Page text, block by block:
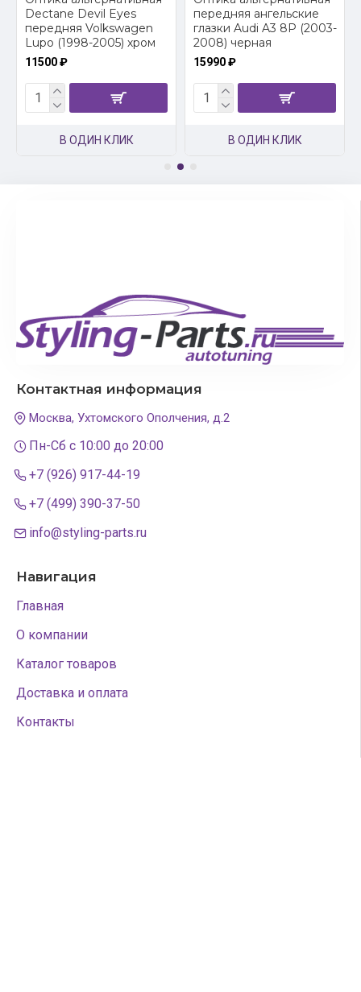
Dectane Devil Eyes
передняя Volkswagen
Lupo (1998-2005) хром
11500 ₽
В ОДИН КЛИК
передняя ангельские
глазки Audi A3 8P (2003-
2008) черная
15990 ₽
В ОДИН КЛИК
Контактная информация
Москва, Ухтомского Ополчения, д.2
Пн-Сб с 10:00 до 20:00
+7 (926) 917-44-19
+7 (499) 390-37-50
info@styling-parts.ru
Навигация
Главная
О компании
Каталог товаров
Доставка и оплата
Контакты